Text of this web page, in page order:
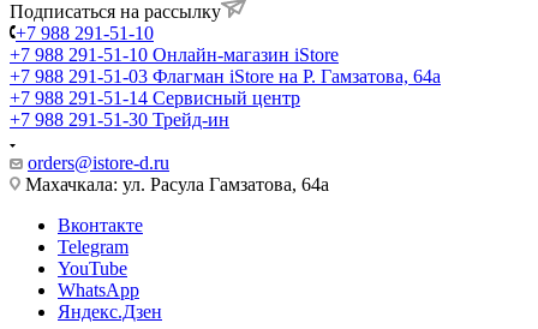
Подписаться на рассылку
+7 988 291-51-10
+7 988 291-51-10 Онлайн-магазин iStore
+7 988 291-51-03 Флагман iStore на Р. Гамзатова, 64а
+7 988 291-51-14 Сервисный центр
+7 988 291-51-30 Трейд-ин
orders@istore-d.ru
Махачкала: ул. Расула Гамзатова, 64а
Вконтакте
Telegram
YouTube
WhatsApp
Яндекс.Дзен